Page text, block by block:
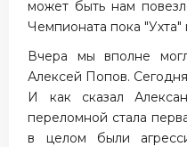
может быть нам
Чемпионата пока "Ухта"
Вчера мы вполне
Алексей Попов.
И как сказал
переломной стала
в целом были